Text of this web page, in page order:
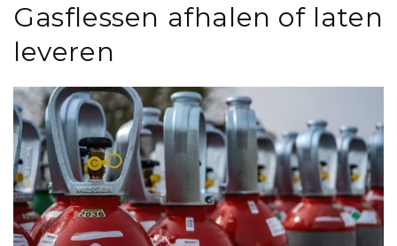
Gasflessen afhalen of laten
leveren